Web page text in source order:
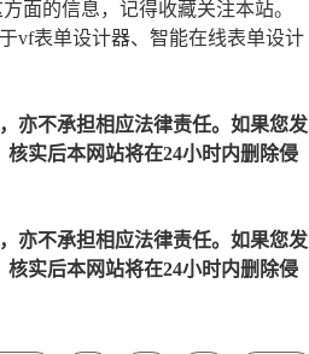
面的信息，记得收藏关注本站。
vf表单设计器、智能在线表单设计
亦不承担相应法律责任。如果您发
核实后本网站将在24小时内删除侵
亦不承担相应法律责任。如果您发
核实后本网站将在24小时内删除侵